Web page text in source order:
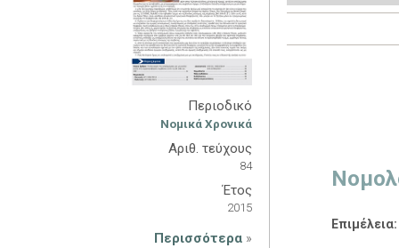
Περιοδικό
Νομικά Χρονικά
Αριθ. τεύχους
84
Έτος
2015
Περισσότερα »